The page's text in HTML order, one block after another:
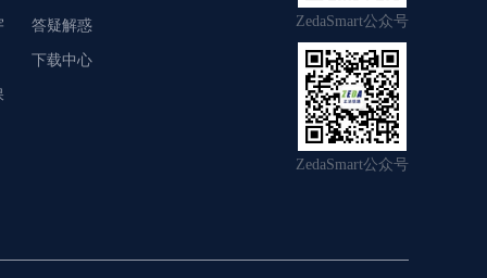
答疑解惑
下载中心
ZedaSmart公众号
ZedaSmart公众号